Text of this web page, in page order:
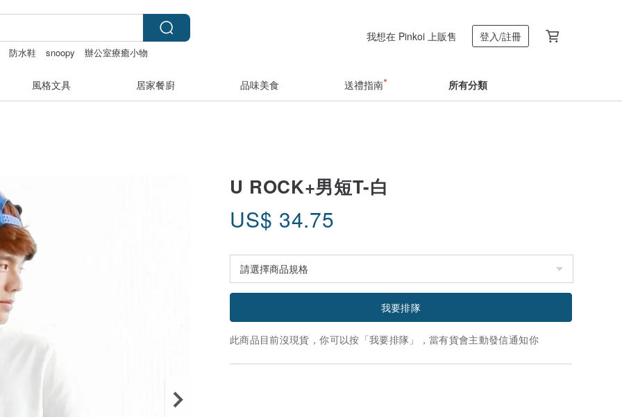
防水鞋 snoopy 辦公室療癒小物
我想在 Pinkoi 上販售 登入/註冊
風格文具 居家餐廚 品味美食 送禮指南 所有分類
U ROCK+男短T-白
US$ 34.75
我要排隊
此商品目前沒現貨，你可以按「我要排隊」，當有貨會主動發信通知你